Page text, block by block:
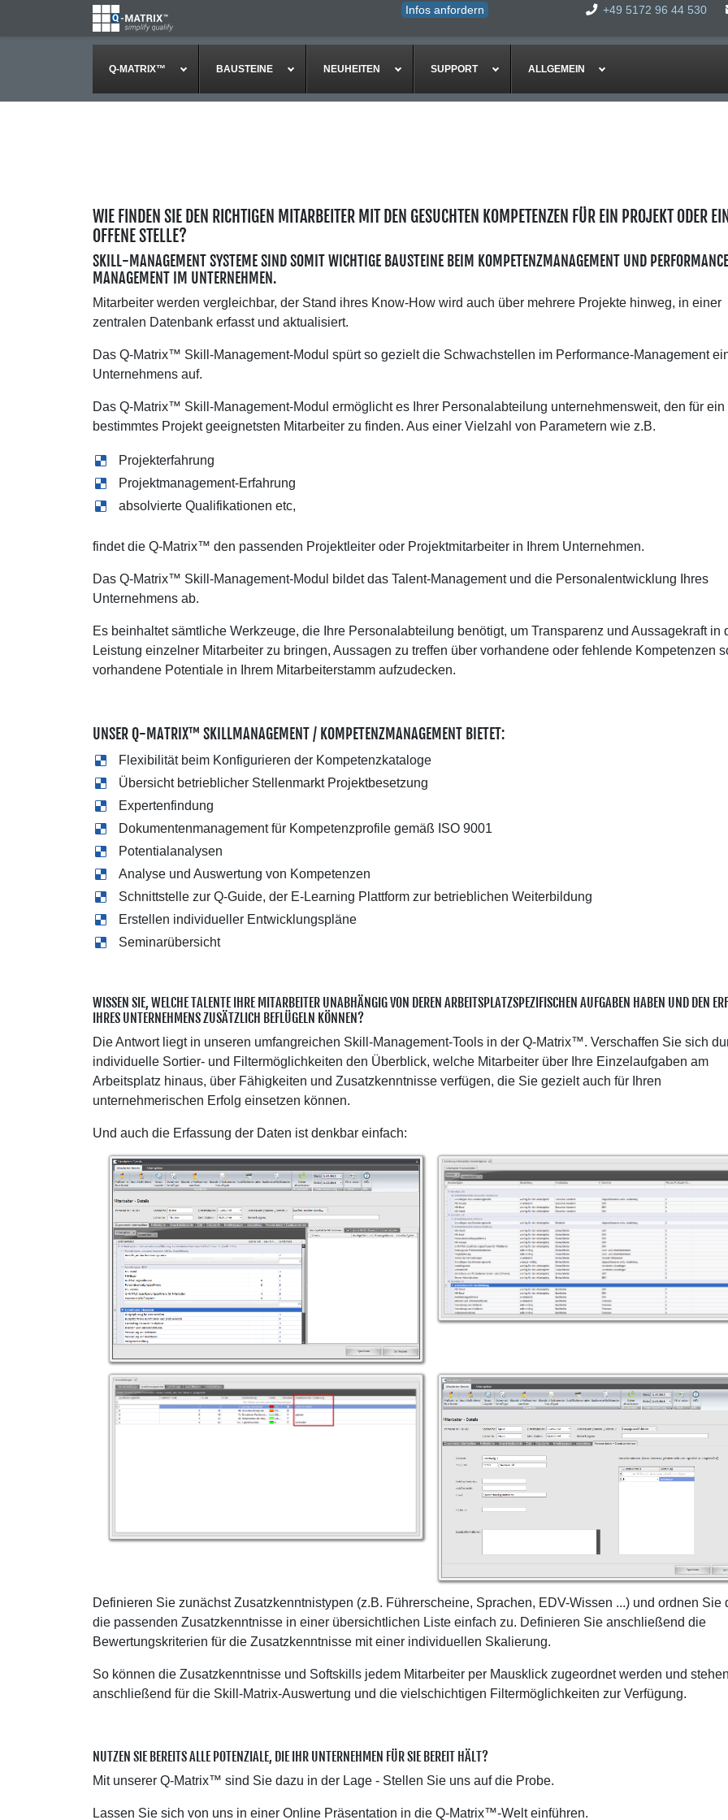
Infos anfordern +49 5172 96 44 530
Q-MATRIX™ BAUSTEINE NEUHEITEN SUPPORT ALLGEMEIN
WIE FINDEN SIE DEN RICHTIGEN MITARBEITER MIT DEN GESUCHTEN KOMPETENZEN FÜR EIN PROJEKT ODER
OFFENE STELLE?
SKILL-MANAGEMENT SYSTEME SIND SOMIT WICHTIGE BAUSTEINE BEIM KOMPETENZMANAGEMENT UND PERFORMANCE
MANAGEMENT IM UNTERNEHMEN.
Mitarbeiter werden vergleichbar, der Stand ihres Know-How wird auch über mehrere Projekte hinweg, in einer
zentralen Datenbank erfasst und aktualisiert.
Das Q-Matrix™ Skill-Management-Modul spürt so gezielt die Schwachstellen im Performance-Management
Unternehmens auf.
Das Q-Matrix™ Skill-Management-Modul ermöglicht es Ihrer Personalabteilung unternehmensweit, den für ein
bestimmtes Projekt geeignetsten Mitarbeiter zu finden. Aus einer Vielzahl von Parametern wie z.B.
Projekterfahrung
Projektmanagement-Erfahrung
absolvierte Qualifikationen etc,
findet die Q-Matrix™ den passenden Projektleiter oder Projektmitarbeiter in Ihrem Unternehmen.
Das Q-Matrix™ Skill-Management-Modul bildet das Talent-Management und die Personalentwicklung Ihres
Unternehmens ab.
Es beinhaltet sämtliche Werkzeuge, die Ihre Personalabteilung benötigt, um Transparenz und Aussagekraft in
Leistung einzelner Mitarbeiter zu bringen, Aussagen zu treffen über vorhandene oder fehlende Kompetenzen
vorhandene Potentiale in Ihrem Mitarbeiterstamm aufzudecken.
UNSER Q-MATRIX™ SKILLMANAGEMENT / KOMPETENZMANAGEMENT BIETET:
Flexibilität beim Konfigurieren der Kompetenzkataloge
Übersicht betrieblicher Stellenmarkt Projektbesetzung
Expertenfindung
Dokumentenmanagement für Kompetenzprofile gemäß ISO 9001
Potentialanalysen
Analyse und Auswertung von Kompetenzen
Schnittstelle zur Q-Guide, der E-Learning Plattform zur betrieblichen Weiterbildung
Erstellen individueller Entwicklungspläne
Seminarübersicht
WISSEN SIE, WELCHE TALENTE IHRE MITARBEITER UNABHÄNGIG VON DEREN ARBEITSPLATZSPEZIFISCHEN AUFGABEN HABEN UND DEN
IHRES UNTERNEHMENS ZUSÄTZLICH BEFLÜGELN KÖNNEN?
Die Antwort liegt in unseren umfangreichen Skill-Management-Tools in der Q-Matrix™. Verschaffen Sie sich
individuelle Sortier- und Filtermöglichkeiten den Überblick, welche Mitarbeiter über Ihre Einzelaufgaben am
Arbeitsplatz hinaus, über Fähigkeiten und Zusatzkenntnisse verfügen, die Sie gezielt auch für Ihren
unternehmerischen Erfolg einsetzen können.
Und auch die Erfassung der Daten ist denkbar einfach:
Definieren Sie zunächst Zusatzkenntnistypen (z.B. Führerscheine, Sprachen, EDV-Wissen ...) und ordnen Sie
die passenden Zusatzkenntnisse in einer übersichtlichen Liste einfach zu. Definieren Sie anschließend die
Bewertungskriterien für die Zusatzkenntnisse mit einer individuellen Skalierung.
So können die Zusatzkenntnisse und Softskills jedem Mitarbeiter per Mausklick zugeordnet werden und stehen
anschließend für die Skill-Matrix-Auswertung und die vielschichtigen Filtermöglichkeiten zur Verfügung.
NUTZEN SIE BEREITS ALLE POTENZIALE, DIE IHR UNTERNEHMEN FÜR SIE BEREIT HÄLT?
Mit unserer Q-Matrix™ sind Sie dazu in der Lage - Stellen Sie uns auf die Probe.
Lassen Sie sich von uns in einer Online Präsentation in die Q-Matrix™-Welt einführen.